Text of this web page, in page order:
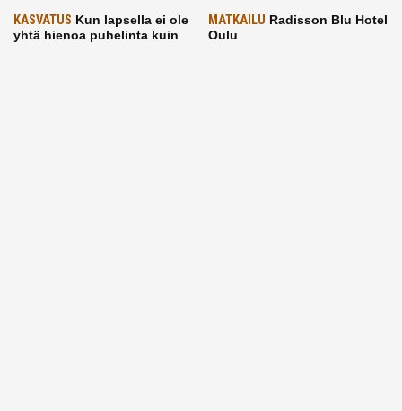
KASVATUS Kun lapsella ei ole
yhtä hienoa puhelinta kuin
MATKAILU Radisson Blu Hotel
Oulu